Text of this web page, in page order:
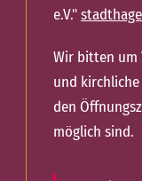
e.V."
Wir bitten um
und
den
möglich sind.